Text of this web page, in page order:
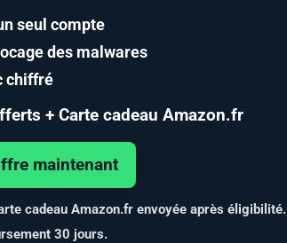
seul compte
des malwares
chiffré
+ Carte cadeau Amazon.fr
maintenant
cadeau Amazon.fr envoyée après éligibilité.
30 jours.